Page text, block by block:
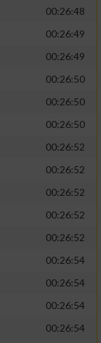
00:26:48
00:26:49
00:26:49
00:26:50
00:26:50
00:26:50
00:26:52
00:26:52
00:26:52
00:26:52
00:26:52
00:26:54
00:26:54
00:26:54
00:26:54